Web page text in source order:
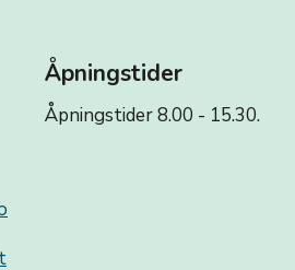
Åpningstider
Åpningstider 8.00 - 15.30.